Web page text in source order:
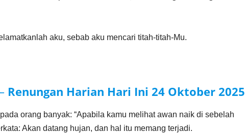
aku, sebab aku mencari titah-titah-Mu.
Renungan Harian Hari Ini 24 Oktober2025
orang banyak: “Apabila kamu melihat awan naik di sebelah
Akan datang hujan, dan hal itu memang terjadi.